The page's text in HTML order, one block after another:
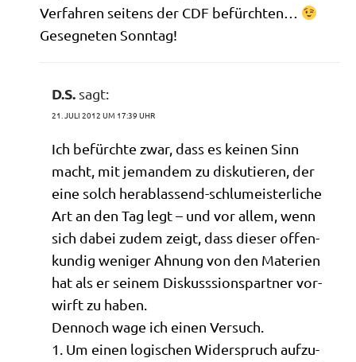
Ver­fah­ren sei­tens der CDF befürch­ten…
Geseg­ne­ten Sonntag!
D.S. sagt:
21. JULI 2012 UM 17:39 UHR
Ich befürch­te zwar, dass es kei­nen Sinn
macht, mit jeman­dem zu dis­ku­tie­ren, der
eine solch her­ab­las­send-schlu­mei­ster­li­che
Art an den Tag legt – und vor allem, wenn
sich dabei zudem zeigt, dass die­ser offen­
kun­dig weni­ger Ahnung von den Mate­ri­en
hat als er sei­nem Dis­kuss­si­ons­part­ner vor­
wirft zu haben.
Den­noch wage ich einen Versuch.
1. Um einen logi­schen Wider­spruch auf­zu­